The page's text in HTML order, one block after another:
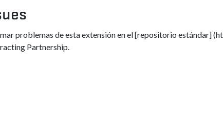
problemas de esta extensión en el [repositorio estándar]
Partnership.